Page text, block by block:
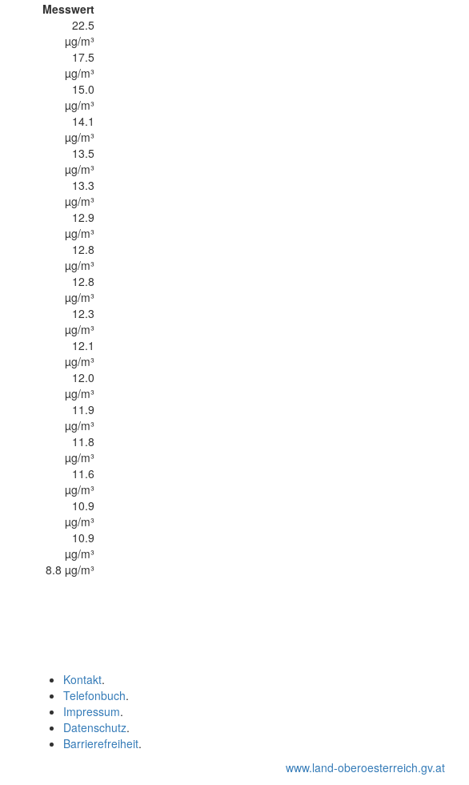
Messwert
22.5
µg/m³
17.5
µg/m³
15.0
µg/m³
14.1
µg/m³
13.5
µg/m³
13.3
µg/m³
12.9
µg/m³
12.8
µg/m³
12.8
µg/m³
12.3
µg/m³
12.1
µg/m³
12.0
µg/m³
11.9
µg/m³
11.8
µg/m³
11.6
µg/m³
10.9
µg/m³
10.9
µg/m³
8.8 µg/m³
Kontakt.
Telefonbuch.
Impressum.
Datenschutz.
Barrierefreiheit.
www.land-oberoesterreich.gv.at